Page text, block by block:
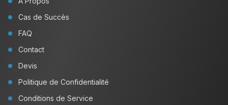
Cas de Succès
FAQ
Contact
Devis
Politique de Confidentialité
Conditions de Service